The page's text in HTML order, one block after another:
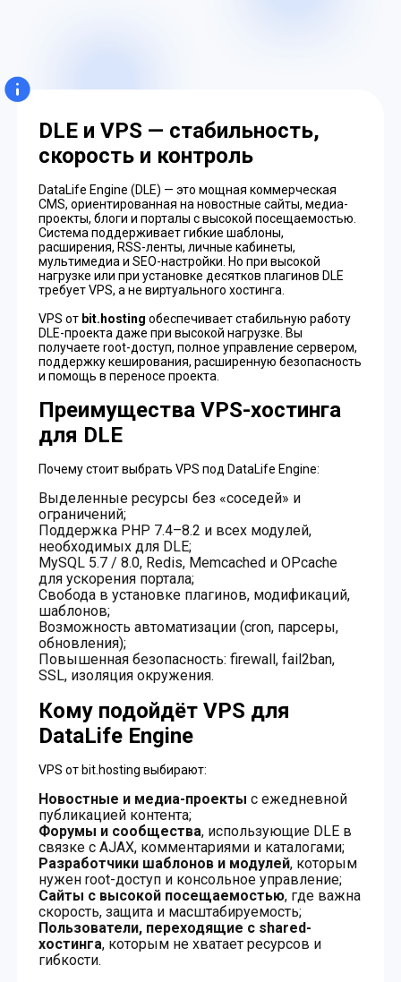
DLE и VPS — стабильность,
скорость и контроль
DataLife Engine (DLE) — это мощная коммерческая
CMS, ориентированная на новостные сайты, медиа-
проекты, блоги и порталы с высокой посещаемостью.
Система поддерживает гибкие шаблоны,
расширения, RSS-ленты, личные кабинеты,
мультимедиа и SEO-настройки. Но при высокой
нагрузке или при установке десятков плагинов DLE
требует VPS, а не виртуального хостинга.
VPS от bit.hosting обеспечивает стабильную работу
DLE-проекта даже при высокой нагрузке. Вы
получаете root-доступ, полное управление сервером,
поддержку кеширования, расширенную безопасность
и помощь в переносе проекта.
Преимущества VPS-хостинга
для DLE
Почему стоит выбрать VPS под DataLife Engine:
Выделенные ресурсы без «соседей» и
ограничений;
Поддержка PHP 7.4–8.2 и всех модулей,
необходимых для DLE;
MySQL 5.7 / 8.0, Redis, Memcached и OPcache
для ускорения портала;
Свобода в установке плагинов, модификаций,
шаблонов;
Возможность автоматизации (cron, парсеры,
обновления);
Повышенная безопасность: firewall, fail2ban,
SSL, изоляция окружения.
Кому подойдёт VPS для
DataLife Engine
VPS от bit.hosting выбирают:
Новостные и медиа-проекты с ежедневной
публикацией контента;
Форумы и сообщества, использующие DLE в
связке с AJAX, комментариями и каталогами;
Разработчики шаблонов и модулей, которым
нужен root-доступ и консольное управление;
Сайты с высокой посещаемостью, где важна
скорость, защита и масштабируемость;
Пользователи, переходящие с shared-
хостинга, которым не хватает ресурсов и
гибкости.